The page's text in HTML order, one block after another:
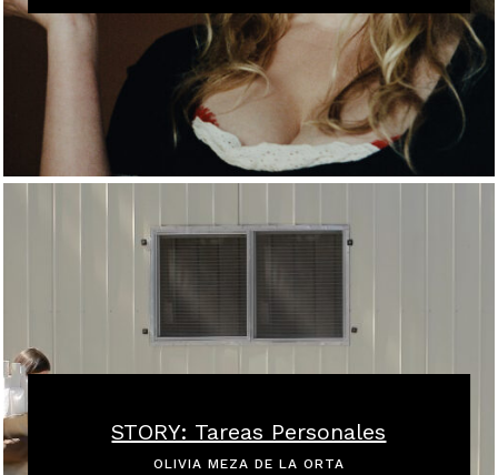
STORY: Tareas Personales
OLIVIA MEZA DE LA ORTA